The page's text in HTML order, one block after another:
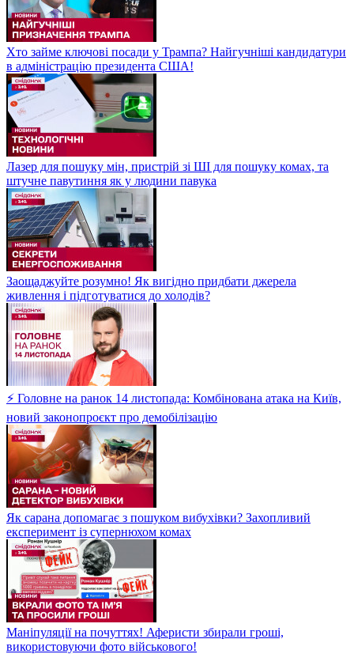
Хто займе ключові посади у Трампа? Найгучніші кандидатури
в адміністрацію президента США!
Лазер для пошуку мін, пристрій зі ШІ для пошуку комах, та
штучне павутиння як у людини павука
Заощаджуйте розумно! Як вигідно придбати джерела
живлення і підготуватися до холодів?
⚡ Головне на ранок 14 листопада: Комбінована атака на Київ,
новий законопроєкт про демобілізацію
Як сарана допомагає з пошуком вибухівки? Захопливий
експеримент із супернюхом комах
Маніпуляції на почуттях! Аферисти збирали гроші,
використовуючи фото військового!